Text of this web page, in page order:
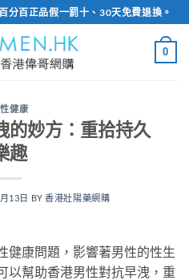
分百正品假一罰十、30天免費退換。
0
健康
的妙方：重拾持久
趣
13日 BY香港壯陽藥網購
健康問題，影響著男性的性生
以幫助香港男性對抗早洩，重